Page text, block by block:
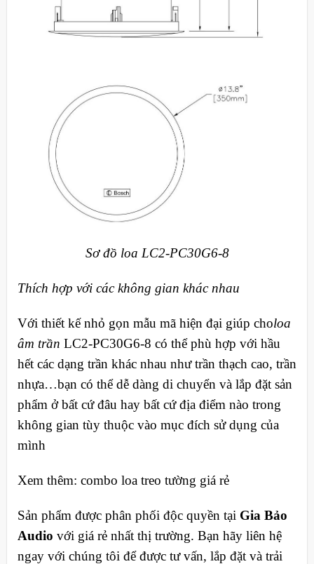
Sơ đồ loa LC2-PC30G6-8
Thích hợp với các không gian khác nhau
Với thiết kế nhỏ gọn mẫu mã hiện đại giúp choloa
âm trần LC2‑PC30G6‑8 có thể phù hợp với hầu
hết các dạng trần khác nhau như trần thạch cao, trần
nhựa…bạn có thể dễ dàng di chuyển và lắp đặt sản
phẩm ở bất cứ đâu hay bất cứ địa điểm nào trong
không gian tùy thuộc vào mục đích sử dụng của
mình
Xem thêm: combo loa treo tường giá rẻ
Sản phẩm được phân phối độc quyền tại Gia Bảo
Audio với giá rẻ nhất thị trường. Bạn hãy liên hệ
ngay với chúng tôi để được tư vấn, lắp đặt và trải